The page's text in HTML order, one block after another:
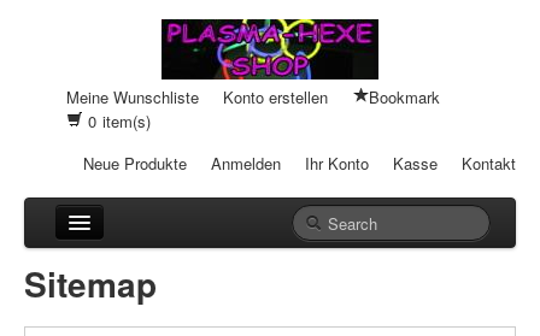
Meine Wunschliste Konto erstellen
Bookmark
0 item(s)
Neue Produkte
Anmelden Ihr Konto Kasse Kontakt
Auto-Einheiten
Sitemap